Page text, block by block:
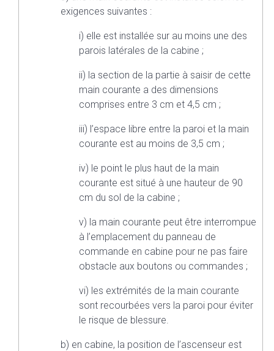
exigences suivantes :
i) elle est installée sur au moins une des
parois latérales de la cabine ;
ii) la section de la partie à saisir de cette
main courante a des dimensions
comprises entre 3 cm et 4,5 cm ;
iii) l’espace libre entre la paroi et la main
courante est au moins de 3,5 cm ;
iv) le point le plus haut de la main
courante est situé à une hauteur de 90
cm du sol de la cabine ;
v) la main courante peut être interrompue
à l’emplacement du panneau de
commande en cabine pour ne pas faire
obstacle aux boutons ou commandes ;
vi) les extrémités de la main courante
sont recourbées vers la paroi pour éviter
le risque de blessure.
b) en cabine, la position de l’ascenseur est